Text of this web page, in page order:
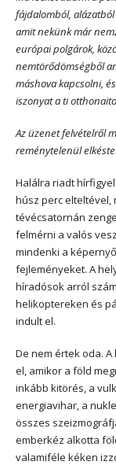
fájdalomból,
amit nekünk már
európai polgárok,
nemtörődömségből
máshova kapcsolni,
iszonyat a ti
Az üzenet felvételről
reménytelenül
Halálra riadt
húsz perc elteltével,
tévécsatornán
felmérni a valós
mindenki a
fejleményeket. A
híradósok arról
helikoptereken és
indult el.
De nem értek oda.
el, amikor a föld
inkább kitörés, a
energiavihar, a
összes
emberkéz alkotta
valamiféle kéken